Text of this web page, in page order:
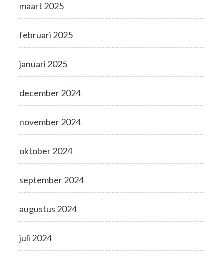
maart 2025
februari 2025
januari 2025
december 2024
november 2024
oktober 2024
september 2024
augustus 2024
juli 2024